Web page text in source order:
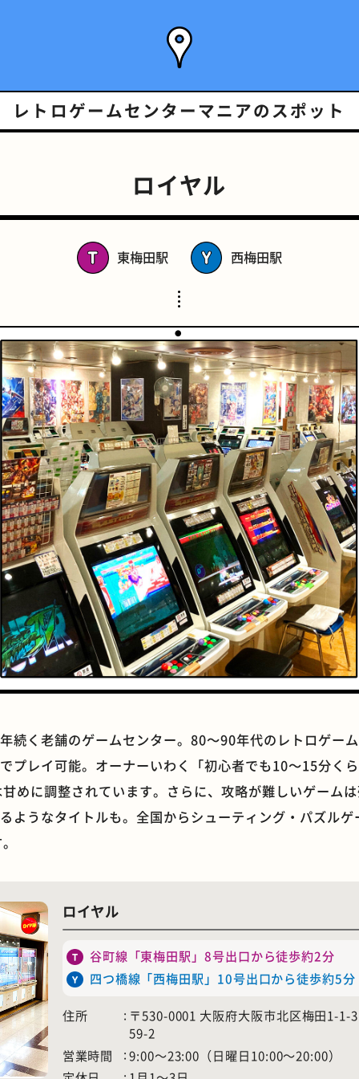
スポーツバー 橋
手芸 占い
ホテル
レトロゲームセンターマニアの スポット
ロイヤル
東梅田駅 西梅田駅
続く老舗のゲームセンター。80〜90年代のレトロゲー
プレイ可能。オーナーいわく「初心者でも10〜15分く
めに調整されています。さらに、攻略が難しいゲーム
ようなタイトルも。全国からシューティング・パズル
ロイヤル
谷町線「東梅田駅」8号出口から徒歩約2分
四つ橋線「西梅田駅」10号出口から徒歩約5分
住所
〒530-0001 大阪府大阪市北区梅田1-1-
59-2
営業時間
9:00〜23:00（日曜日10:00〜20:00）